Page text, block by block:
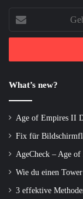
sie
ihre
Mailadresse
What’s new?
Age of Empires II
Fix für
AgeCheck – Age of
Wie du einen
3 effektive